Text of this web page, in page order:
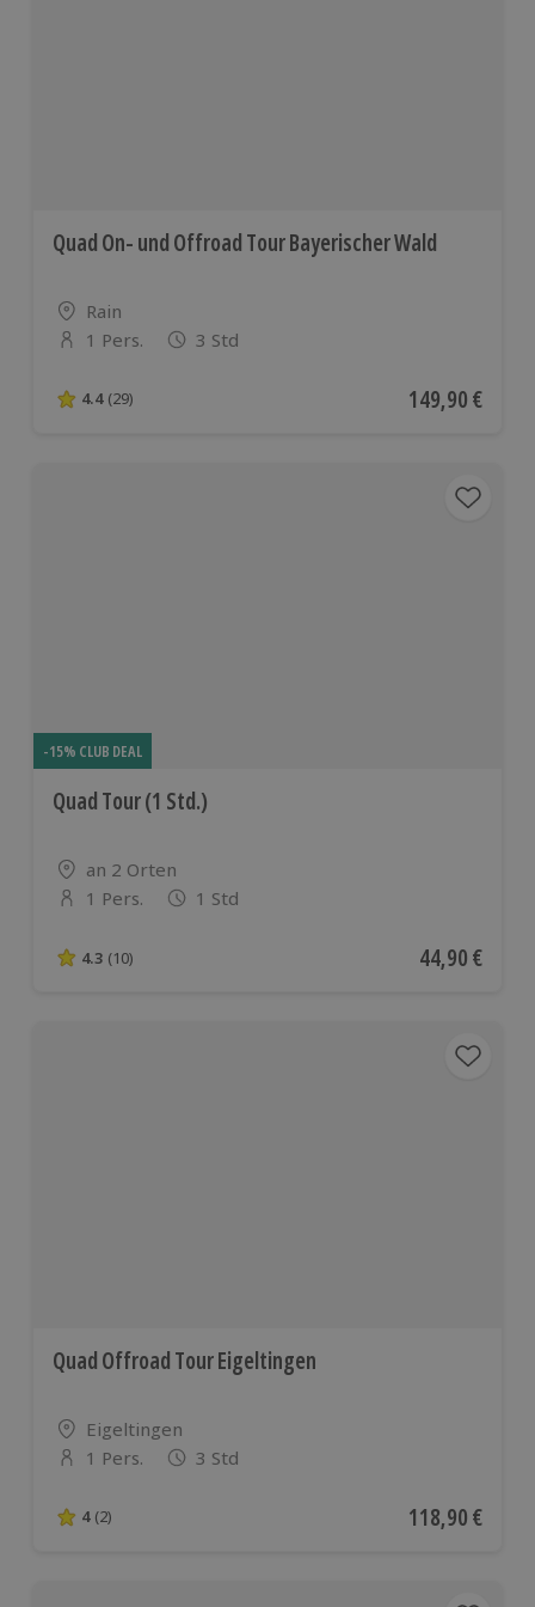
Quad On- und Offroad Tour Bayerischer Wald
Standort
Rain
Anzahl der Teilnehmer
1 Pers. 3 Std
4.4 von 5 Sternen basierend auf 29 Bewertungen
4.4 (29) Aktueller Preis
149,90 €
-15% CLUB DEAL
Quad Tour (1 Std.)
Standort
an 2 Orten
Anzahl der Teilnehmer
1 Pers. 1 Std
4.3 von 5 Sternen basierend auf 10 Bewertungen
4.3 (10) Aktueller
44,90 €
Quad Offroad Tour Eigeltingen
Standort
Eigeltingen
Anzahl der Teilnehmer
1 Pers. 3 Std
4 von 5 Sternen basierend auf 2 Bewertungen
4 (2) Aktueller Preis
118,90 €